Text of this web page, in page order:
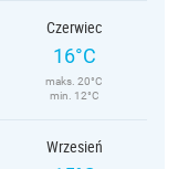
Czerwiec
16°C
maks. 20°C
min. 12°C
Wrzesień